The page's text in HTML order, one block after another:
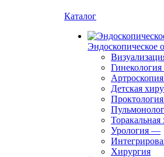
Каталог
Эндоскопическое
Гинекология
Артроскопия
Детская
Проктология
Торакальная
Урология —
Хирургия